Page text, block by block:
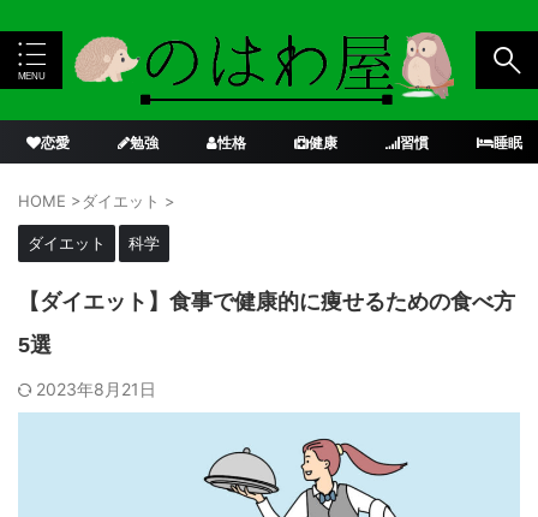
恋愛 勉強 性格 健康 習慣 睡眠
HOME >ダイエット >
ダイエット 科学
【ダイエット】食事で健康的に痩せるための食べ方
5選
2023年8月21日